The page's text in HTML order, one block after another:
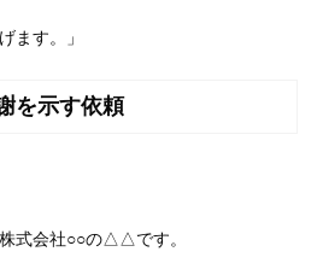
ます。」
を示す依頼
式会社○○の△△です。